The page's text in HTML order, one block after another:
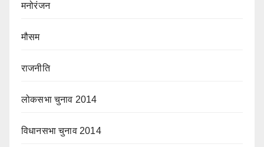
मनोरंजन
मौसम
राजनीति
लोकसभा चुनाव 2014
विधानसभा चुनाव 2014